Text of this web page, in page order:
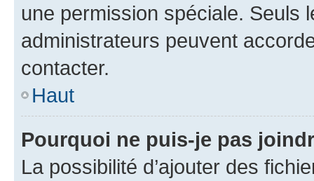
une permission spéciale. Seuls
administrateurs peuvent
contacter.
Haut
Pourquoi ne puis-je pas
La possibilité d’ajouter des